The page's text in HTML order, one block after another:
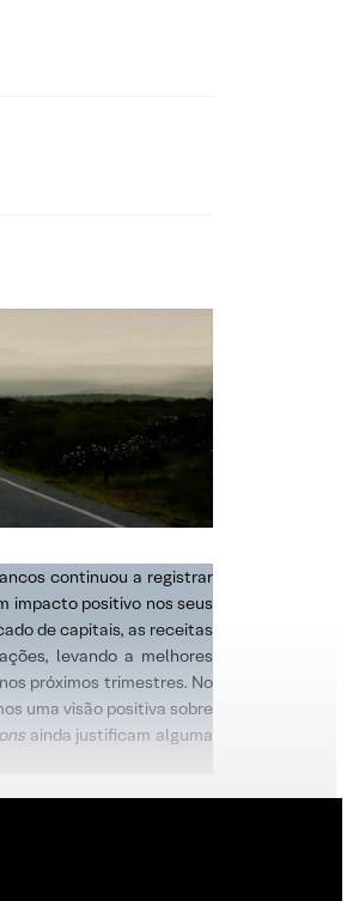
continuou a registrar
impacto positivo nos seus
de capitais, as receitas
levando a melhores
próximos trimestres. No
uma visão positiva sobre
ainda justificam alguma